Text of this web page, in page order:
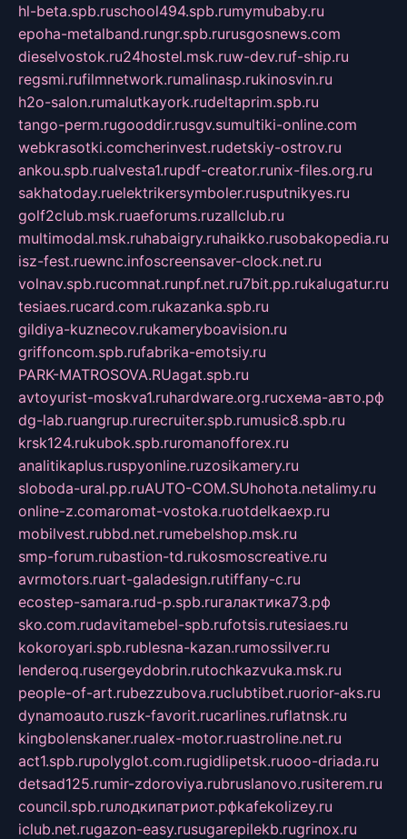
hl-beta.spb.ruschool494.spb.rumymubaby.ru
epoha-metalband.rungr.spb.rurusgosnews.com
dieselvostok.ru24hostel.msk.ruw-dev.ruf-ship.ru
regsmi.rufilmnetwork.rumalinasp.rukinosvin.ru
h2o-salon.rumalutkayork.rudeltaprim.spb.ru
tango-perm.rugooddir.rusgv.sumultiki-online.com
webkrasotki.comcherinvest.rudetskiy-ostrov.ru
ankou.spb.rualvesta1.rupdf-creator.runix-files.org.ru
sakhatoday.ruelektrikersymboler.rusputnikyes.ru
golf2club.msk.ruaeforums.ruzallclub.ru
multimodal.msk.ruhabaigry.ruhaikko.rusobakopedia.ru
isz-fest.ruewnc.infoscreensaver-clock.net.ru
volnav.spb.rucomnat.runpf.net.ru7bit.pp.rukalugatur.ru
tesiaes.rucard.com.rukazanka.spb.ru
gildiya-kuznecov.rukameryboavision.ru
griffoncom.spb.rufabrika-emotsiy.ru
PARK-MATROSOVA.RUagat.spb.ru
avtoyurist-moskva1.ruhardware.org.ruсхема-авто.рф
dg-lab.ruangrup.rurecruiter.spb.rumusic8.spb.ru
krsk124.rukubok.spb.ruromanofforex.ru
analitikaplus.ruspyonline.ruzosikamery.ru
sloboda-ural.pp.ruAUTO-COM.SUhohota.netalimy.ru
online-z.comaromat-vostoka.ruotdelkaexp.ru
mobilvest.rubbd.net.rumebelshop.msk.ru
smp-forum.rubastion-td.rukosmoscreative.ru
avrmotors.ruart-galadesign.rutiffany-c.ru
ecostep-samara.rud-p.spb.ruгалактика73.рф
sko.com.rudavitamebel-spb.rufotsis.rutesiaes.ru
kokoroyari.spb.rublesna-kazan.rumossilver.ru
lenderoq.rusergeydobrin.rutochkazvuka.msk.ru
people-of-art.rubezzubova.ruclubtibet.ruorior-aks.ru
dynamoauto.ruszk-favorit.rucarlines.ruflatnsk.ru
kingbolenskaner.rualex-motor.ruastroline.net.ru
act1.spb.rupolyglot.com.rugidlipetsk.ruooo-driada.ru
detsad125.rumir-zdoroviya.rubruslanovo.rusiterem.ru
council.spb.ruлодкипатриот.рфkafekolizey.ru
iclub.net.rugazon-easy.rusugarepilekb.rugrinox.ru